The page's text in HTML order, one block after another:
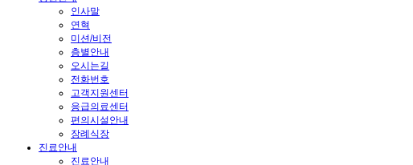
인사말
연혁
미션/비전
층별안내
오시는길
전화번호
고객지원센터
응급의료센터
편의시설안내
장례식장
진료안내
진료안내